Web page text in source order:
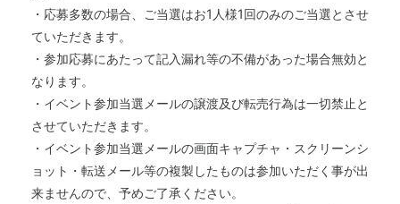
・応募多数の場合、ご当選はお1人様1回のみのご当選とさせ
ていただきます。
・参加応募にあたって記入漏れ等の不備があった場合無効と
なります。
・イベント参加当選メールの譲渡及び転売行為は一切禁止と
させていただきます。
・イベント参加当選メールの画面キャプチャ・スクリーンシ
ョット・転送メール等の複製したものは参加いただく事が出
来ませんので、予めご了承ください。